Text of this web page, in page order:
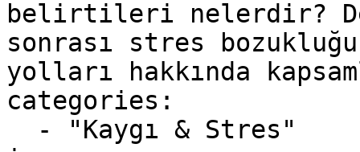
belirtileri nelerdir?
sonrası stres
yolları hakkında
categories: